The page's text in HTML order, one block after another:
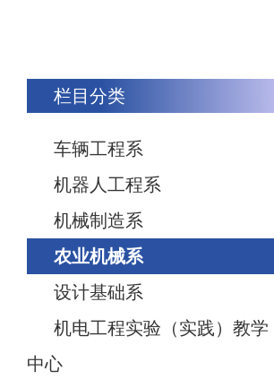
栏目分类
车辆工程系
机器人工程系
机械制造系
农业机械系
设计基础系
机电工程实验（实践）教学
中心